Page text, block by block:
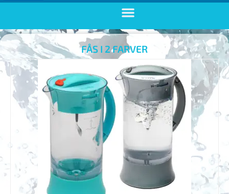
FÅS I 2 FARVER